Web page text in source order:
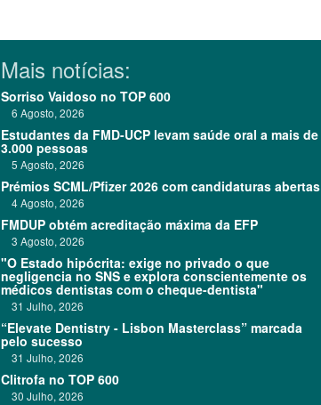
Mais notícias:
Sorriso Vaidoso no TOP 600
6 Agosto, 2026
Estudantes da FMD-UCP levam saúde oral a mais de
3.000 pessoas
5 Agosto, 2026
Prémios SCML/Pfizer 2026 com candidaturas abertas
4 Agosto, 2026
FMDUP obtém acreditação máxima da EFP
3 Agosto, 2026
"O Estado hipócrita: exige no privado o que
negligencia no SNS e explora conscientemente os
médicos dentistas com o cheque-dentista"
31 Julho, 2026
“Elevate Dentistry - Lisbon Masterclass” marcada
pelo sucesso
31 Julho, 2026
Clitrofa no TOP 600
30 Julho, 2026